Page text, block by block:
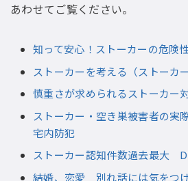
あわせてご覧ください。
知って安心！ストーカーの危険
ストーカーを考える（ストーカー
慎重さが求められるストーカー
ストーカー・空き巣被害者の実
宅内防犯
ストーカー認知件数過去最大
結婚、恋愛 別れ話には気をつ